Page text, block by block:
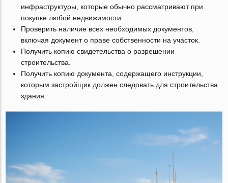
инфраструктуры, которые обычно рассматривают при
покупке любой недвижимости.
Проверить наличие всех необходимых документов,
включая документ о праве собственности на участок.
Получить копию свидетельства о разрешении
строительства.
Получить копию документа, содержащего инструкции,
которым застройщик должен следовать для строительства
здания.